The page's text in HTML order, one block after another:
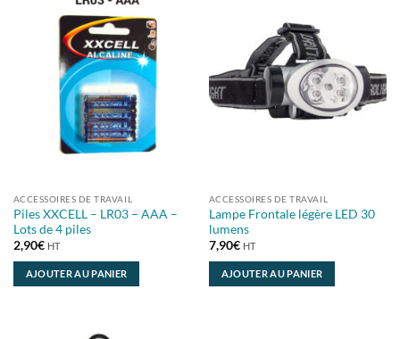
ACCESSOIRES DE TRAVAIL
Piles XXCELL – LR03 – AAA –
Lots de 4 piles
2,90€ HT
AJOUTER AU PANIER
ACCESSOIRES DE TRAVAIL
Lampe Frontale légère LED 30
lumens
7,90€ HT
AJOUTER AU PANIER